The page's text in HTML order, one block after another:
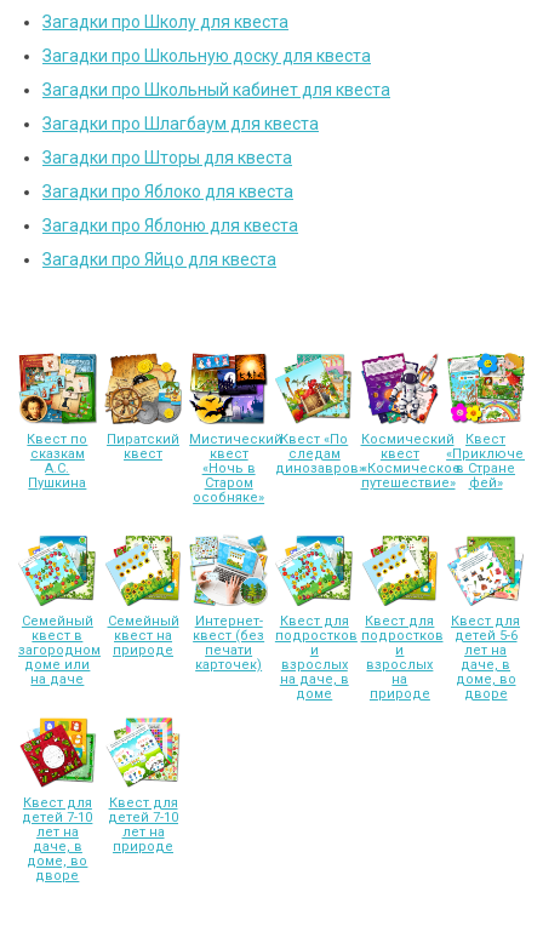
Загадки про Школу для квеста
Загадки про Школьную доску для квеста
Загадки про Школьный кабинет для квеста
Загадки про Шлагбаум для квеста
Загадки про Шторы для квеста
Загадки про Яблоко для квеста
Загадки про Яблоню для квеста
Загадки про Яйцо для квеста
Квест по
сказкам
А.С.
Пушкина
Пиратский
квест
Мистический
квест
«Ночь в
Старом
особняке»
Квест «По
следам
динозавров»
Космический
квест
«Космическое
путешествие»
Квест
в Стране
фей»
Семейный
квест в
загородном
доме или
на даче
Семейный
квест на
природе
Интернет-
квест (без
печати
карточек)
Квест для
подростков
и
взрослых
на даче, в
доме
Квест для
подростков
и
взрослых
на
природе
Квест для
детей 5-6
лет на
даче, в
доме, во
дворе
Квест для
детей 7-10
лет на
даче, в
доме, во
дворе
Квест для
детей 7-10
лет на
природе